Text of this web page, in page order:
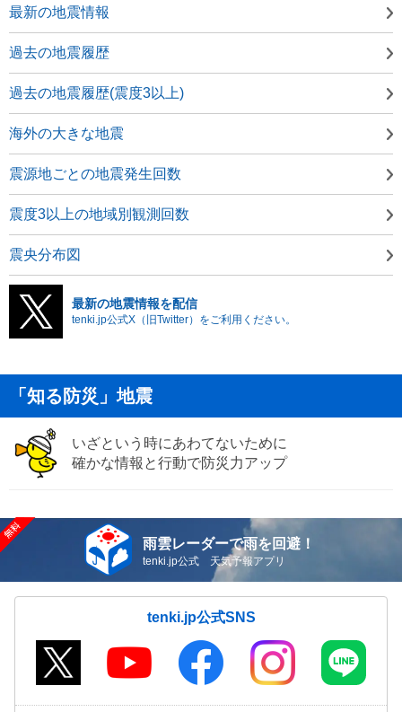
最新の地震情報
過去の地震履歴
過去の地震履歴(震度3以上)
海外の大きな地震
震源地ごとの地震発生回数
震度3以上の地域別観測回数
震央分布図
最新の地震情報を配信
tenki.jp公式X（旧Twitter）をご利用ください。
「知る防災」地震
いざという時にあわてないために
確かな情報と行動で防災力アップ
雨雲レーダーで雨を回避！
tenki.jp公式 天気予報アプリ
tenki.jp公式SNS